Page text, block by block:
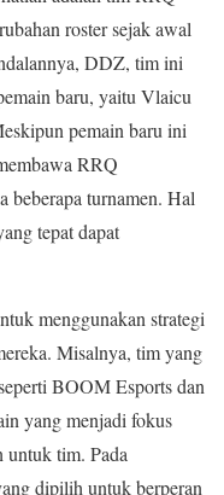
roster sejak awal
DDZ, tim ini
baru, yaitu Vlaicu
pemain baru ini
RRQ
beberapa turnamen. Hal
tepat dapat
menggunakan strategi
Misalnya, tim yang
BOOM Esports dan
yang menjadi fokus
untuk tim. Pada
dipilih untuk berperan